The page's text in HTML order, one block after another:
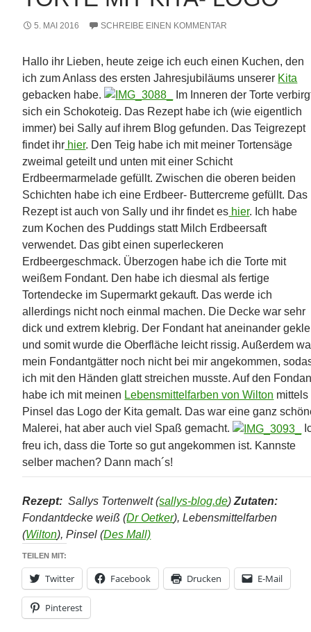
5. MAI 2016 SCHREIBE EINEN KOMMENTAR
Hallo ihr Lieben, heute zeige ich euch einen Kuchen, den
ich zum Anlass des ersten Jahresjubiläums unserer Kita
gebacken habe.
Im Inneren der Torte
sich ein Schokoteig. Das Rezept habe ich (wie eigentlich
immer) bei Sally auf ihrem Blog gefunden. Das Teigrezept
findet ihr hier. Den Teig habe ich mit meiner Tortensäge
zweimal geteilt und unten mit einer Schicht
Erdbeermarmelade gefüllt. Zwischen die oberen beiden
Schichten habe ich eine Erdbeer- Buttercreme gefüllt. Das
Rezept ist auch von Sally und ihr findet es hier. Ich habe
zum Kochen des Puddings statt Milch Erdbeersaft
verwendet. Das gibt einen superleckeren
Erdbeergeschmack. Überzogen habe ich die Torte mit
weißem Fondant. Den habe ich diesmal als fertige
Tortendecke im Supermarkt gekauft. Das werde ich
allerdings nicht noch einmal machen. Die Decke war sehr
dick und extrem klebrig. Der Fondant hat aneinander
und somit wurde die Oberfläche leicht rissig. Außerdem
mein Fondantgätter noch nicht bei mir angekommen,
ich mit den Händen glatt streichen musste. Auf den
habe ich mit meinen Lebensmittelfarben von Wilton mittels
Pinsel das Logo der Kita gemalt. Das war eine ganz
Malerei, hat aber auch viel Spaß gemacht.
freu ich, dass die Torte so gut angekommen ist. Kannste
selber machen? Dann mach´s!
Rezept: Sallys Tortenwelt (sallys-blog.de) Zutaten:
Fondantdecke weiß (Dr Oetker), Lebensmittelfarben
(Wilton), Pinsel (Des Mall)
TEILEN MIT:
Twitter Facebook Drucken E-Mail
Pinterest